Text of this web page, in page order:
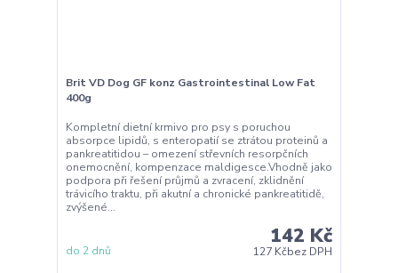
Brit VD Dog GF konz Gastrointestinal Low Fat
400g
Kompletní dietní krmivo pro psy s poruchou
absorpce lipidů, s enteropatií se ztrátou proteinů a
pankreatitidou – omezení střevních resorpčních
onemocnění, kompenzace maldigesce.Vhodně jako
podpora při řešení průjmů a zvracení, zklidnění
trávicího traktu, při akutní a chronické pankreatitidě,
zvýšené...
142 Kč
127 Kčbez DPH
do 2 dnů